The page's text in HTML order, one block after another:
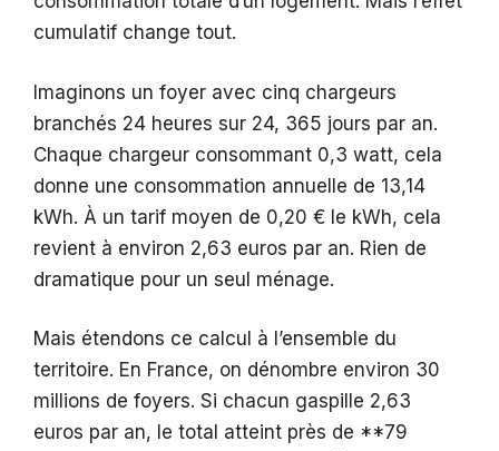
cumulatif change tout.
Imaginons un foyer avec cinq chargeurs
branchés 24 heures sur 24, 365 jours par an.
Chaque chargeur consommant 0,3 watt, cela
donne une consommation annuelle de 13,14
kWh. À un tarif moyen de 0,20 € le kWh, cela
revient à environ 2,63 euros par an. Rien de
dramatique pour un seul ménage.
Mais étendons ce calcul à l’ensemble du
territoire. En France, on dénombre environ 30
millions de foyers. Si chacun gaspille 2,63
euros par an, le total atteint près de **79